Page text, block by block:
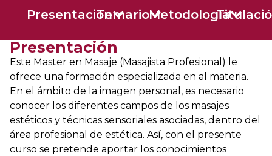
PresentaciónTemarioMetodología
Presentación
Este Master en Masaje (Masajista Profesional) le
ofrece una formación especializada en al materia.
En el ámbito de la imagen personal, es necesario
conocer los diferentes campos de los masajes
estéticos y técnicas sensoriales asociadas, dentro del
área profesional de estética. Así, con el presente
curso se pretende aportar los conocimientos